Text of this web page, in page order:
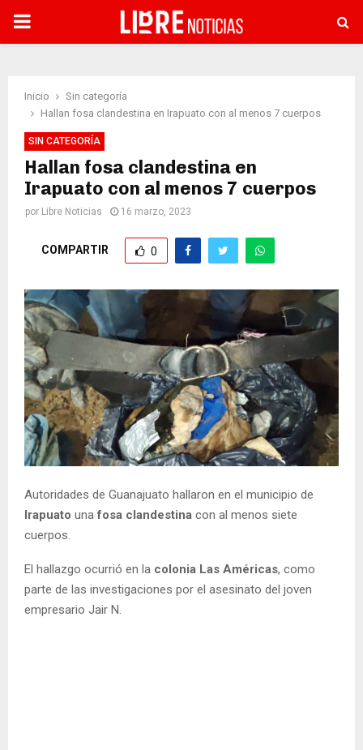
PRIMARY
Inicio
Sin categoría
Hallan fosa clandestina en Irapuato con al menos 7 cuerpos
SIN CATEGORÍA
Hallan fosa clandestina en
Irapuato con al menos 7 cuerpos
por Libre Noticias 16 marzo, 2023
COMPARTIR 0
Autoridades de Guanajuato hallaron en el municipio de
Irapuato unafosa clandestina con al menos siete
cuerpos.
El hallazgo ocurrió en la colonia Las Américas, como
parte de las investigaciones por el asesinato del joven
empresario Jair N.